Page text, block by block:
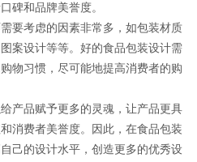
碑和品牌美誉度。
考虑的因素非常多，如包装材质
案设计等等。好的食品包装设计需
物习惯，尽可能地提高消费者的购
品赋予更多的灵魂，让产品更具
消费者美誉度。因此，在食品包装
己的设计水平，创造更多的优秀设